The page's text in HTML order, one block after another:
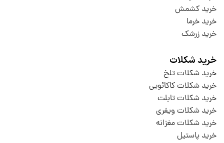
خرید کشمش
خرید خرما
خرید زرشک
خرید شکلات
خرید شکلات تلخ
خرید شکلات کاکائویی
خرید شکلات تابلت
خرید شکلات ویفری
خرید شکلات مغزانه
خرید پاستیل